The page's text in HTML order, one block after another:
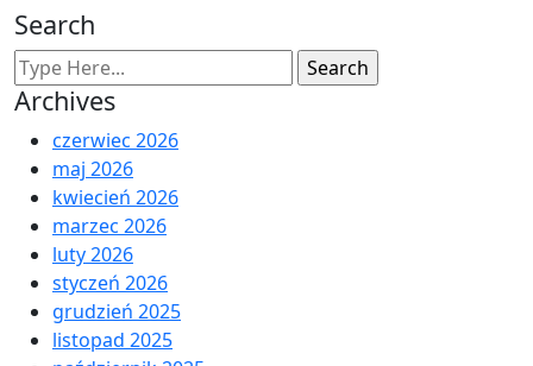
Search
Archives
czerwiec 2026
maj 2026
kwiecień 2026
marzec 2026
luty 2026
styczeń 2026
grudzień 2025
listopad 2025